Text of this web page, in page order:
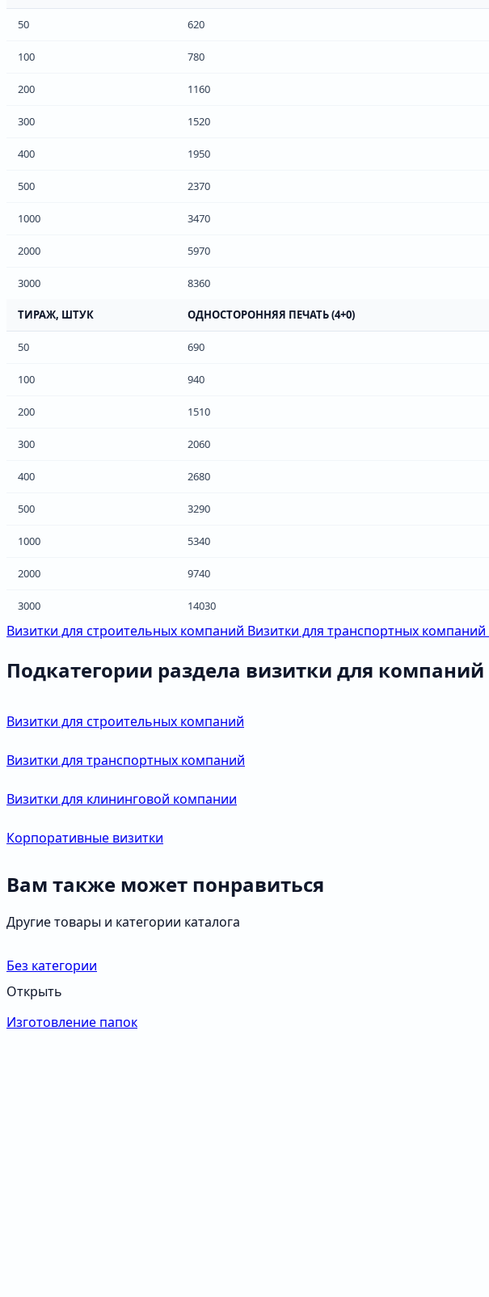
50 620
100 780
200 1160
300 1520
400 1950
500 2370
1000 3470
2000 5970
3000 8360
ТИРАЖ, ШТУК ОДНОСТОРОННЯЯ ПЕЧАТЬ (4+0)
50 690
100 940
200 1510
300 2060
400 2680
500 3290
1000 5340
2000 9740
3000 14030
Визитки для строительных компаний Визитки для транспортных компаний
Подкатегории раздела визитки для компаний
Визитки для строительных компаний
Визитки для транспортных компаний
Визитки для клининговой компании
Корпоративные визитки
Вам также может понравиться
Другие товары и категории каталога
Без категории
Открыть
Изготовление папок